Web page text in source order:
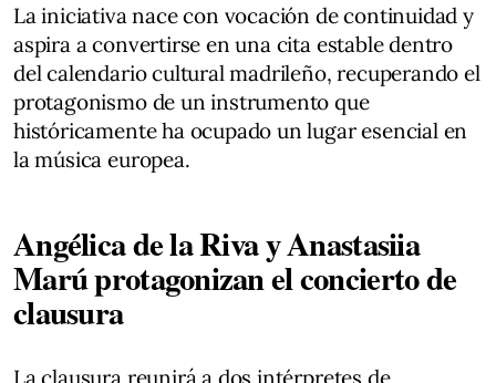
La iniciativa nace con vocación de continuidad y
aspira a convertirse en una cita estable dentro
del calendario cultural madrileño, recuperando el
protagonismo de un instrumento que
históricamente ha ocupado un lugar esencial en
la música europea.
Angélica de la Riva y Anastasiia
Marú protagonizan el concierto de
clausura
La clausura reunirá a dos intérpretes de